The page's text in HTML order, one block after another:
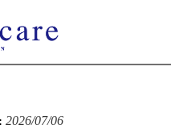
2026/07/06